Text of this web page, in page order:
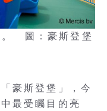
圖：豪斯登堡
豪斯登堡」，今
最受矚目的亮